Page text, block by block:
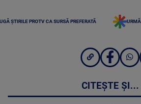
ȘTIRILE PROTV CA SURSĂ PREFERATĂ
CITEȘTE ȘI...